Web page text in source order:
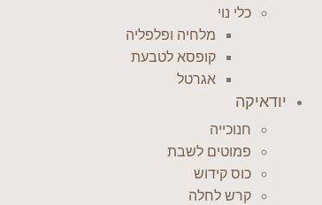
כלי נוי
מלחיה ופלפליה
קופסא לטבעת
אגרטל
יודאיקה
חנוכייה
פמוטים לשבת
כוס קידוש
קרש לחלה